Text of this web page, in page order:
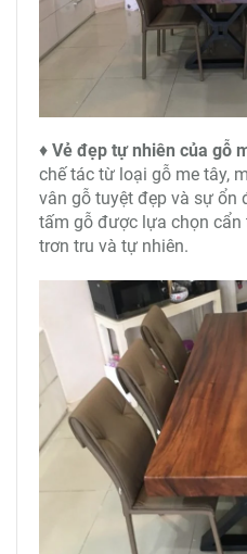
♦ Vẻ đẹp tự nhiên của gỗ
chế tác từ loại gỗ me tây,
vân gỗ tuyệt đẹp và sự ổn
tấm gỗ được lựa chọn cẩn
trơn tru và tự nhiên.